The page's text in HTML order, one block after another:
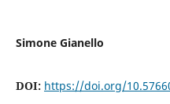
Simone Gianello
DOI: https://doi.org/